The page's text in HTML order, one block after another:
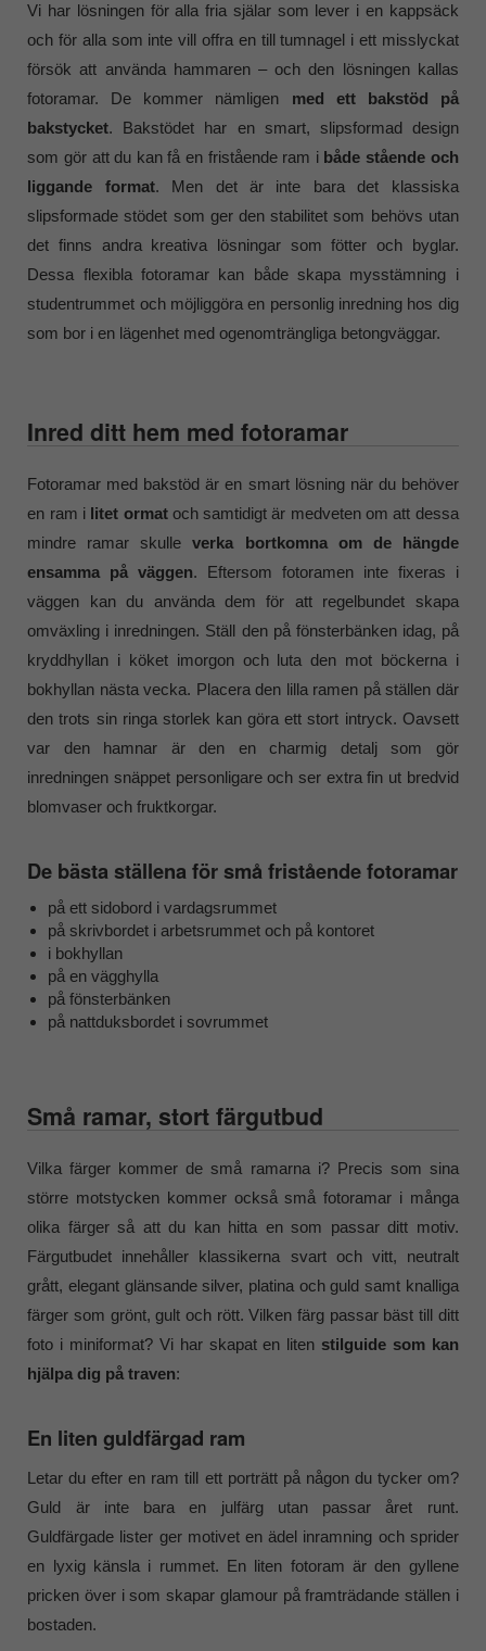
Vi har lösningen för alla fria själar som lever i en kappsäck
och för alla som inte vill offra en till tumnagel i ett misslyckat
försök att använda hammaren – och den lösningen kallas
fotoramar. De kommer nämligen med ett bakstöd på
bakstycket. Bakstödet har en smart, slipsformad design
som gör att du kan få en fristående ram i både stående och
liggande format. Men det är inte bara det klassiska
slipsformade stödet som ger den stabilitet som behövs utan
det finns andra kreativa lösningar som fötter och byglar.
Dessa flexibla fotoramar kan både skapa mysstämning i
studentrummet och möjliggöra en personlig inredning hos dig
som bor i en lägenhet med ogenomträngliga betongväggar.
Inred ditt hem med fotoramar
Fotoramar med bakstöd är en smart lösning när du behöver
en ram i litet ormatoch samtidigt är medveten om att dessa
mindre ramar skulleverka bortkomna om de hängde
ensamma på väggen. Eftersom fotoramen inte fixeras i
väggen kan du använda dem för att regelbundet skapa
omväxling i inredningen. Ställ den på fönsterbänken idag, på
kryddhyllan i köket imorgon och luta den mot böckerna i
bokhyllan nästa vecka. Placera den lilla ramen på ställen där
den trots sin ringa storlek kan göra ett stort intryck. Oavsett
var den hamnar är den en charmig detalj som gör
inredningen snäppet personligare och ser extra fin ut bredvid
blomvaser och fruktkorgar.
De bästa ställena för små fristående fotoramar
på ett sidobord i vardagsrummet
på skrivbordet i arbetsrummet och på kontoret
i bokhyllan
på en vägghylla
på fönsterbänken
på nattduksbordet i sovrummet
Små ramar, stort färgutbud
Vilka färger kommer de små ramarna i? Precis som sina
större motstycken kommer också små fotoramar i många
olika färger så att du kan hitta en som passar ditt motiv.
Färgutbudet innehåller klassikerna svart och vitt, neutralt
grått, elegant glänsande silver, platina och guld samt knalliga
färger som grönt, gult och rött. Vilken färg passar bäst till ditt
foto i miniformat? Vi har skapat en liten stilguide som kan
hjälpa dig på traven:
En liten guldfärgad ram
Letar du efter en ram till ett porträtt på någon du tycker om?
Guld är inte bara en julfärg utan passar året runt.
Guldfärgade lister ger motivet en ädel inramning och sprider
en lyxig känsla i rummet. En liten fotoram är den gyllene
pricken över i som skapar glamour på framträdande ställen i
bostaden.